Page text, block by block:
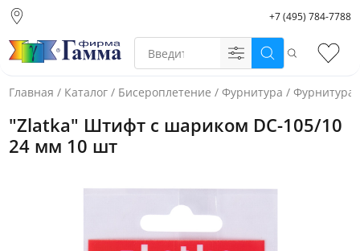
склад)
Санкт-Петербург
Екатеринбург
+7 (495) 784-7788
Поиск
Главная / Каталог / Бисероплетение / Фурнитура / Фурнитура
Фото товара
"Zlatka" Штифт с шариком DC-105/10
24 мм 10 шт